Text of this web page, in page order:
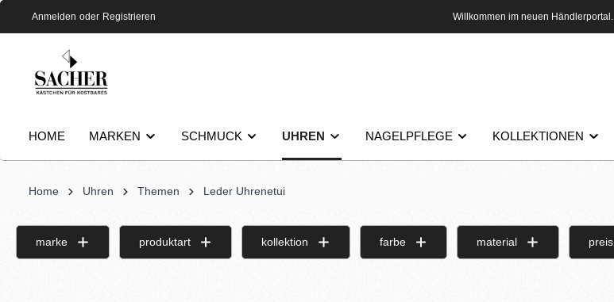
Anmelden oder Registrieren Willkommen im neuen Händlerportal.
HOME MARKEN SCHMUCK UHREN NAGELPFLEGE KOLLEKTIONEN
Home Uhren Themen Leder Uhrenetui
marke produktart kollektion farbe material preis